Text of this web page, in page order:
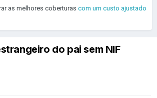
as melhores coberturas com um custo ajustado
do pai sem NIF